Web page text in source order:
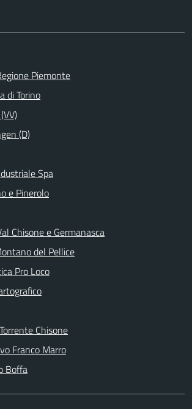
Piemonte
di Torino
(D)
Spa
e Pinerolo
Chisone e Germanasca
del Pellice
Pro Loco
Chisone
Franco Marro
Boffa